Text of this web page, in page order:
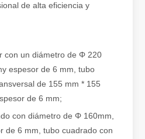
¿Qué es el corte por láser? La ciencia de la rebanada
La ciencia del corte En esencia, el
de alta eficiencia y
con un diámetro de Φ 220
espesor de 6 mm, tubo
de 155 mm * 155
de 6 mm;
con diámetro de Φ 160mm,
de 6 mm, tubo cuadrado con